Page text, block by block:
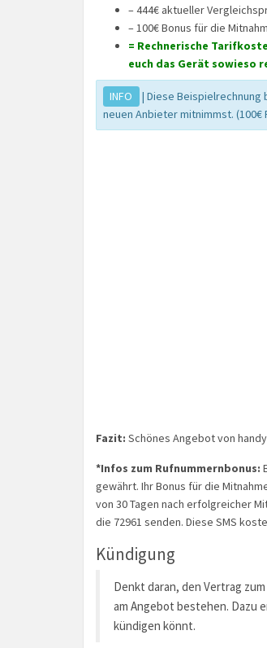
– 444€ aktueller
– 100€ Bonus für die
= Rechnerische
euch das Gerät sowieso
INFO
| Diese Beispielrechnung
neuen Anbieter mitnimmst. (100€
Fazit: Schönes Angebot von
*Infos zum Rufnummernbonus:
gewährt. Ihr Bonus für die
von 30 Tagen nach erfolgreicher
die 72961 senden. Diese SMS
Kündigung
Denkt daran, den Vertrag
am Angebot bestehen. Dazu
kündigen könnt.